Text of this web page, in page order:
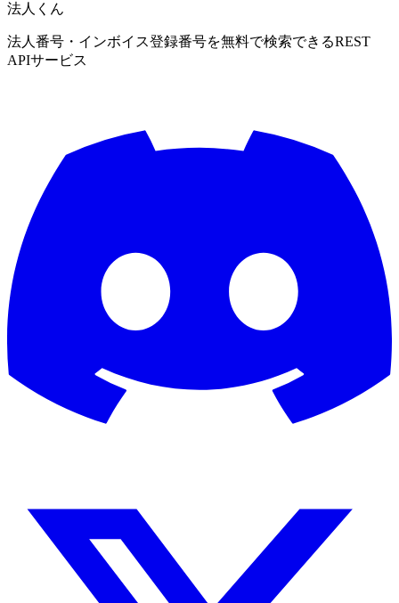
法人くん
法人番号・インボイス登録番号を無料で検索できるREST
APIサービス